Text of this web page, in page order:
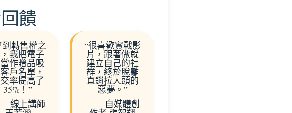
饋
到轉售權之
我把電子
作贈品吸
戶名單，
率提高了
35%！”
線上講師
“很喜歡實戰影
片，跟著做就
建立自己的社
群，終於脫離
直銷拉人頭的
惡夢。”
—— 自媒體創